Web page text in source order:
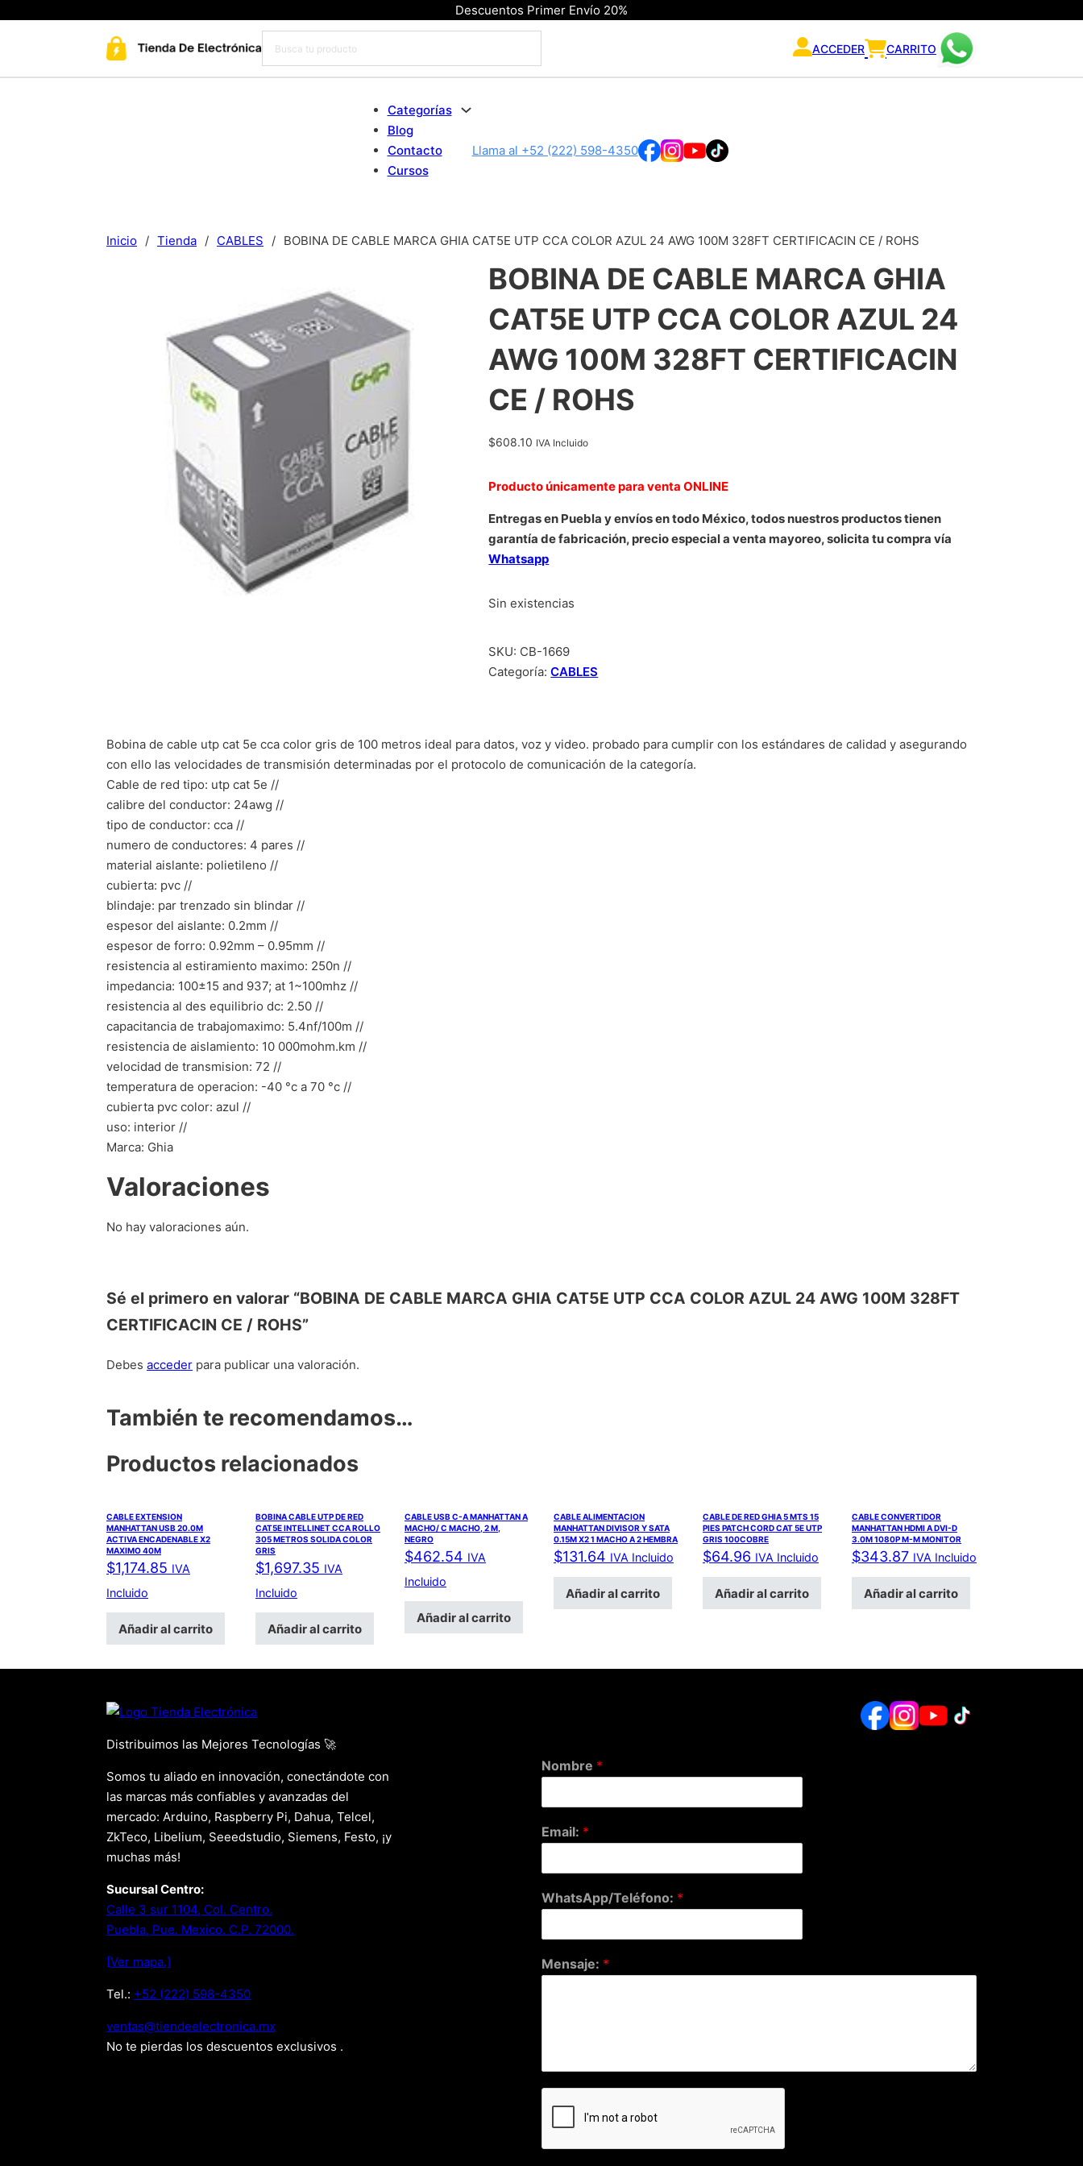
Descuentos Primer Envío 20%
ACCEDER CARRITO
Categorías
Blog
Contacto
Cursos
Llama al +52 (222) 598-4350
Inicio / Tienda / CABLES / BOBINA DE CABLE MARCA GHIA CAT5E UTP CCA COLOR AZUL 24 AWG 100M 328FT CERTIFICACIN CE / ROHS
BOBINA DE CABLE MARCA GHIA
CAT5E UTP CCA COLOR AZUL 24
AWG 100M 328FT CERTIFICACIN
CE / ROHS
$608.10 IVA Incluido
Producto únicamente para venta ONLINE
Entregas en Puebla y envíos en todo México, todos nuestros productos tienen
garantía de fabricación, precio especial a venta mayoreo, solicita tu compra vía
Whatsapp
Sin existencias
SKU: CB-1669
Categoría:CABLES
Bobina de cable utp cat 5e cca color gris de 100 metros ideal para datos, voz y video. probado para cumplir con los estándares de calidad y asegurando
con ello las velocidades de transmisión determinadas por el protocolo de comunicación de la categoría.
Cable de red tipo: utp cat 5e //
calibre del conductor: 24awg //
tipo de conductor: cca //
numero de conductores: 4 pares //
material aislante: polietileno //
cubierta: pvc //
blindaje: par trenzado sin blindar //
espesor del aislante: 0.2mm //
espesor de forro: 0.92mm – 0.95mm //
resistencia al estiramiento maximo: 250n //
impedancia: 100±15 and 937; at 1~100mhz //
resistencia al des equilibrio dc: 2.50 //
capacitancia de trabajomaximo: 5.4nf/100m //
resistencia de aislamiento: 10 000mohm.km //
velocidad de transmision: 72 //
temperatura de operacion: -40 °c a 70 °c //
cubierta pvc color: azul //
uso: interior //
Marca: Ghia
Valoraciones
No hay valoraciones aún.
Sé el primero en valorar “BOBINA DE CABLE MARCA GHIA CAT5E UTP CCA COLOR AZUL 24 AWG 100M 328FT
CERTIFICACIN CE / ROHS”
Debes acceder para publicar una valoración.
También te recomendamos…
Productos relacionados
CABLE EXTENSION
MANHATTAN USB 20.0M
ACTIVA ENCADENABLE X2
MAXIMO 40M
$1,174.85 IVA
Incluido
Añadir al carrito
BOBINA CABLE UTP DE RED
CAT5E INTELLINET CCA ROLLO
305 METROS SOLIDA COLOR
GRIS
$1,697.35 IVA
Incluido
Añadir al carrito
CABLE USB C-A MANHATTAN A
MACHO/ C MACHO, 2 M,
NEGRO
$462.54 IVA
Incluido
Añadir al carrito
CABLE ALIMENTACION
MANHATTAN DIVISOR Y SATA
0.15M X2 1 MACHO A 2 HEMBRA
$131.64 IVA Incluido
Añadir al carrito
CABLE DE RED GHIA 5 MTS 15
PIES PATCH CORD CAT 5E UTP
GRIS 100COBRE
$64.96 IVA Incluido
Añadir al carrito
CABLE CONVERTIDOR
MANHATTAN HDMI A DVI-D
3.0M 1080P M-M MONITOR
$343.87 IVA Incluido
Añadir al carrito
Distribuimos las Mejores Tecnologías 🚀
Somos tu aliado en innovación, conectándote con
las marcas más confiables y avanzadas del
mercado: Arduino, Raspberry Pi, Dahua, Telcel,
ZkTeco, Libelium, Seeedstudio, Siemens, Festo, ¡y
muchas más!
Sucursal Centro:
Calle 3 sur 1104, Col. Centro.
Puebla, Pue. Mexico. C.P. 72000.
[Ver mapa.]
Tel.: +52 (222) 598-4350
xm.acinortceleedneit@satnev
No te pierdas los descuentos exclusivos .
Nombre *
Email: *
WhatsApp/Teléfono: *
Mensaje: *